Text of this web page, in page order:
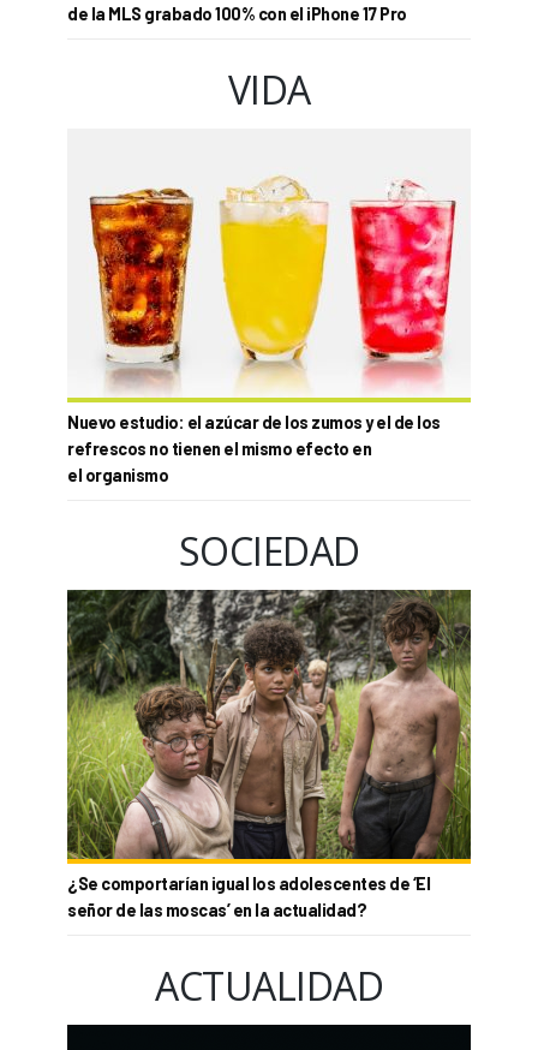
de la MLS grabado 100% con el iPhone 17 Pro
VIDA
Nuevo estudio: el azúcar de los zumos y el de los
refrescos no tienen el mismo efecto en
el organismo
SOCIEDAD
¿Se comportarían igual los adolescentes de ‘El
señor de las moscas’ en la actualidad?
ACTUALIDAD